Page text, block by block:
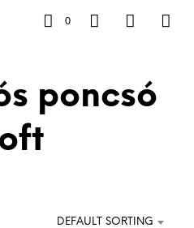
0
poncsó
DEFAULT SORTING